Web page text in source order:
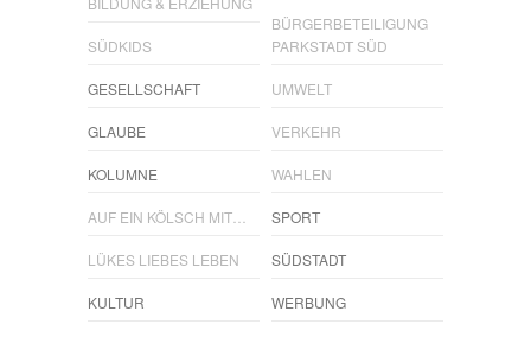
SÜDKIDS
GESELLSCHAFT
GLAUBE
KOLUMNE
AUF EIN KÖLSCH MIT…
LÜKES LIEBES LEBEN
KULTUR
BÜRGERBETEILIGUNG
PARKSTADT SÜD
UMWELT
VERKEHR
WAHLEN
SPORT
SÜDSTADT
WERBUNG